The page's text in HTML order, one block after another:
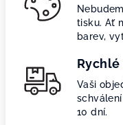
tisku. Ať
barev,
Rychlé
Vaši
10 dní.